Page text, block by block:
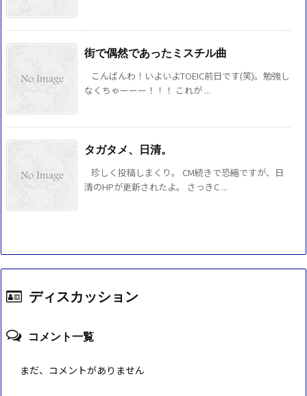
街で偶然であったミスチル曲
こんばんわ！いよいよTOEIC前日です(笑)。勉強し
なくちゃーーー！！！ これが ...
タガタメ、日清。
珍しく投稿しまくり。 CM続きで恐縮ですが、日
清のHPが更新されたよ。 さっきC ...
ディスカッション
コメント一覧
まだ、コメントがありません